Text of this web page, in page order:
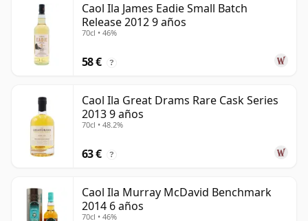
Caol Ila James Eadie Small Batch
Release 2012 9 años
70cl • 46%
58 € ?
Caol Ila Great Drams Rare Cask Series
2013 9 años
70cl • 48.2%
63 € ?
Caol Ila Murray McDavid Benchmark
2014 6 años
70cl • 46%